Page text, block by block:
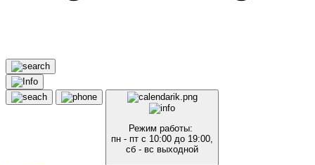
Режим работы:
пн - пт с 10:00 до 19:00,
сб - вс выходной